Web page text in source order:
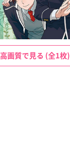
高画質で見る (全1枚)